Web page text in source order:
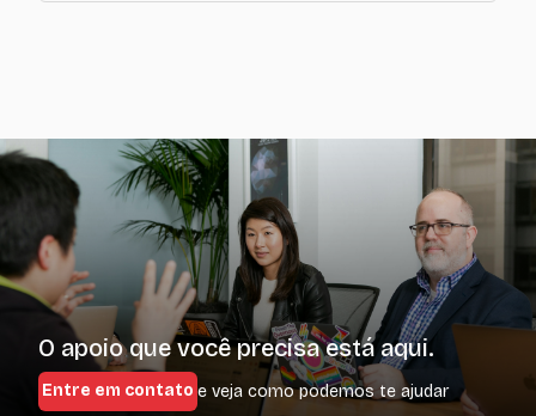
O apoio que você precisa está aqui.
Entre em contato e veja como podemos te ajudar